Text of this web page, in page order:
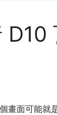
畫面可能